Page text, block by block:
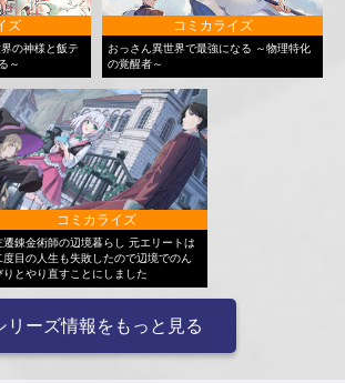
ズ
の神様と飯テ
～
コミカライズ
おっさん異世界で最強になる ～物理特化
の覚醒者～
コミカライズ
遷錬金術師の辺境暮らし 元エリートは
度目の人生も失敗したので辺境でのん
りとやり直すことにしました
リーズ情報をもっと見る